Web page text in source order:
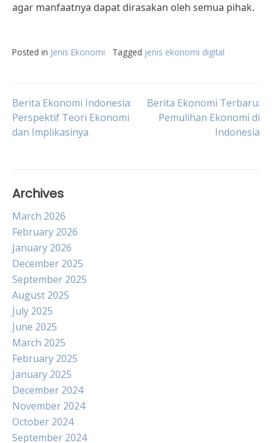
agar manfaatnya dapat dirasakan oleh semua pihak.
Posted in Jenis Ekonomi Tagged jenis ekonomi digital
Post
navigation
Berita Ekonomi Indonesia:
Perspektif Teori Ekonomi
dan Implikasinya
Berita Ekonomi Terbaru:
Pemulihan Ekonomi di
Indonesia
Archives
March 2026
February 2026
January 2026
December 2025
September 2025
August 2025
July 2025
June 2025
March 2025
February 2025
January 2025
December 2024
November 2024
October 2024
September 2024